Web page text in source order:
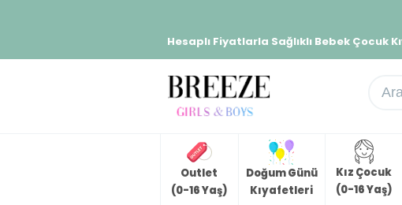
Hesaplı Fiyatlarla Sağlıklı Bebek Çocuk
Outlet
(0-16 Yaş)
Doğum Günü
Kıyafetleri
Kız Çocuk
(0-16 Yaş)